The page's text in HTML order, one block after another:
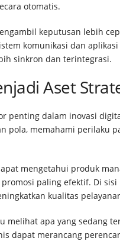
otomatis.
keputusan lebih
komunikasi dan
sinkron dan terintegrasi.
Aset
penting dalam inovasi
pola, memahami perilaku
mengetahui produk
paling efektif. Di
kualitas
melihat apa yang sedang
dapat merancang